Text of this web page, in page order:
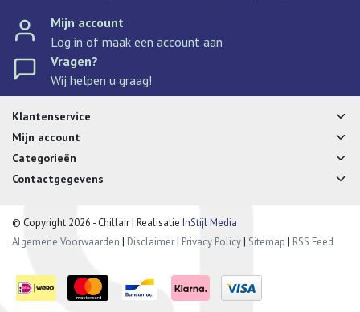
Mijn account
Log in of maak een account aan
Vragen?
Wij helpen u graag!
Klantenservice
Mijn account
Categorieën
Contactgegevens
© Copyright 2026 - Chillair | Realisatie InStijl Media
Algemene Voorwaarden | Disclaimer| Privacy Policy| Sitemap | RSS Feed